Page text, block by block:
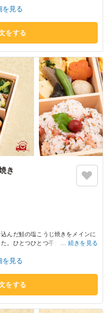
なしの華やかさとおいしさを兼ね
を見る
をする
き
んだ鮭の塩こうじ焼きをメインに
。ひとつひとつ手作りの副菜とと
続きを見る
を見る
をする